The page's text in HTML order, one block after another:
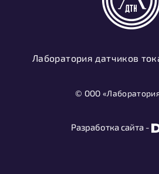
Лаборатория датчиков
© ООО
Разработка сайта -